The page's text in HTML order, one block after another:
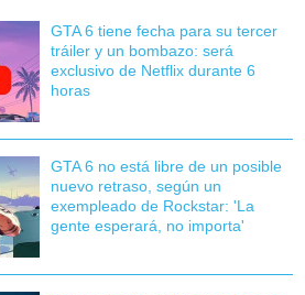
GTA 6 tiene fecha para su tercer
tráiler y un bombazo: será
exclusivo de Netflix durante 6
horas
GTA 6 no está libre de un posible
nuevo retraso, según un
exempleado de Rockstar: 'La
gente esperará, no importa'